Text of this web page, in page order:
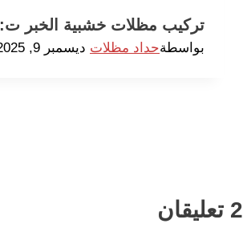
تركيب مظلات خشبية الخبر ت: 0533038309 – مظلات خشبية خارجية الدمام
بواسطةحداد مظلات ديسمبر 9, 2025
2 تعليقان